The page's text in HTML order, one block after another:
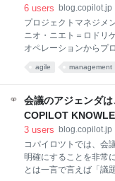
（1）Googleスライド
ーン ●フォーマットの
ント版 ●利用シーン ●
ーティングのあり方を
SuperGoodMeetings
6 users blog.copilot.jp
プロジェクトマネジメ
ニオ・ニエト＝ロドリ
オペレーションからプ
と言えます。プロジェ
その傾向がより強まっ
ということも分からな
ても、どのように解決
ェクトを進めていくた
や何をやるのか、とい
せん。分からないなが
agile management
会議のアジェンダ
COPILOT
3 users blog.copilot.jp
コパイロツトでは、会
明確にすることを非常
とは一言で言えば「議